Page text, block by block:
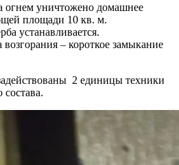
огнем уничтожено домашнее
площади 10 кв. м.
устанавливается.
– короткое замыкание
2 единицы техники